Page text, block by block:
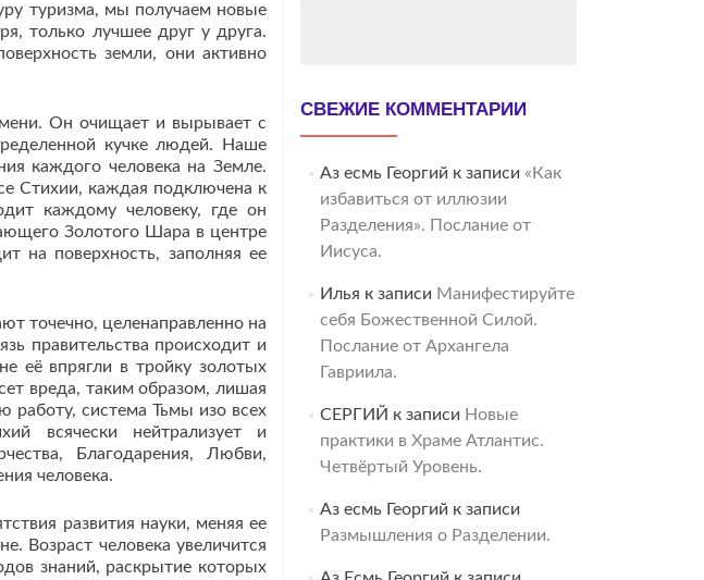
туризма, мы получаем новые
только лучшее друг у друга.
земли, они активно
Он очищает и вырывает с
кучке людей. Наше
каждого человека на Земле.
Стихии, каждая подключена к
каждому человеку, где он
Золотого Шара в центре
на поверхность, заполняя ее
точечно, целенаправленно на
правительства происходит и
её впрягли в тройку золотых
вреда, таким образом, лишая
система Тьмы изо всех
всячески нейтрализует и
Благодарения, Любви,
человека.
развития науки, меняя ее
Возраст человека увеличится
знаний, раскрытие которых
СВЕЖИЕ КОММЕНТАРИИ
Аз есмь Георгий к записи «Как
избавиться от иллюзии
Разделения». Послание от
Иисуса.
Илья к записи Манифестируйте
себя Божественной Силой.
Послание от Архангела
Гавриила.
СЕРГИЙ к записи Новые
практики в Храме Атлантис.
Четвёртый Уровень.
Аз есмь Георгий к записи
Размышления о Разделении.